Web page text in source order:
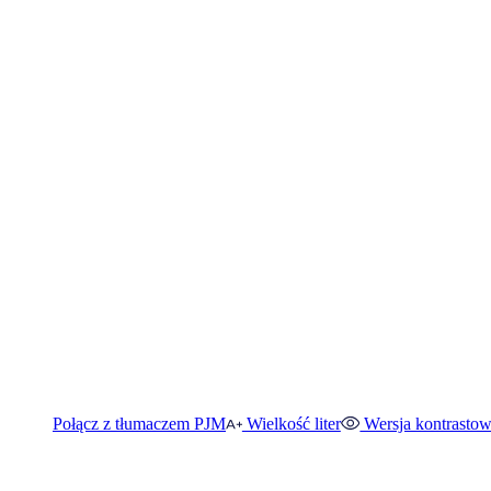
Połącz z tłumaczem PJM Wielkość liter Wersja